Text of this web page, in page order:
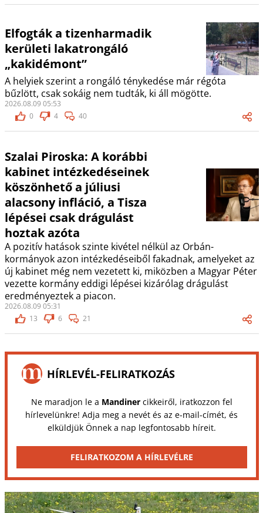
Elfogták a tizenharmadik
kerületi lakatrongáló
„kakidémont”
A helyiek szerint a rongáló ténykedése már régóta
bűzlött, csak sokáig nem tudták, ki áll mögötte.
2026.08.09 05:53
0
4 40
Szalai Piroska: A korábbi
kabinet intézkedéseinek
köszönhető a júliusi
alacsony infláció, a Tisza
lépései csak drágulást
hoztak azóta
A pozitív hatások szinte kivétel nélkül az Orbán-
kormányok azon intézkedéseiből fakadnak, amelyeket az
új kabinet még nem vezetett ki, miközben a Magyar Péter
vezette kormány eddigi lépései kizárólag drágulást
eredményeztek a piacon.
2026.08.09 05:31
13
6 21
HÍRLEVÉL-FELIRATKOZÁS
Ne maradjon le a Mandinercikkeiről, iratkozzon fel
hírlevelünkre! Adja meg a nevét és az e-mail-címét, és
elküldjük Önnek a nap legfontosabb híreit.
FELIRATKOZOM A HÍRLEVÉLRE